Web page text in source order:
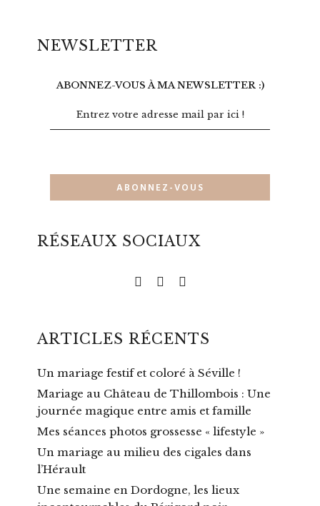
NEWSLETTER
ABONNEZ-VOUS À MA NEWSLETTER :)
RÉSEAUX SOCIAUX
ARTICLES RÉCENTS
Un mariage festif et coloré à Séville !
Mariage au Château de Thillombois : Une
journée magique entre amis et famille
Mes séances photos grossesse « lifestyle »
Un mariage au milieu des cigales dans
l’Hérault
Une semaine en Dordogne, les lieux